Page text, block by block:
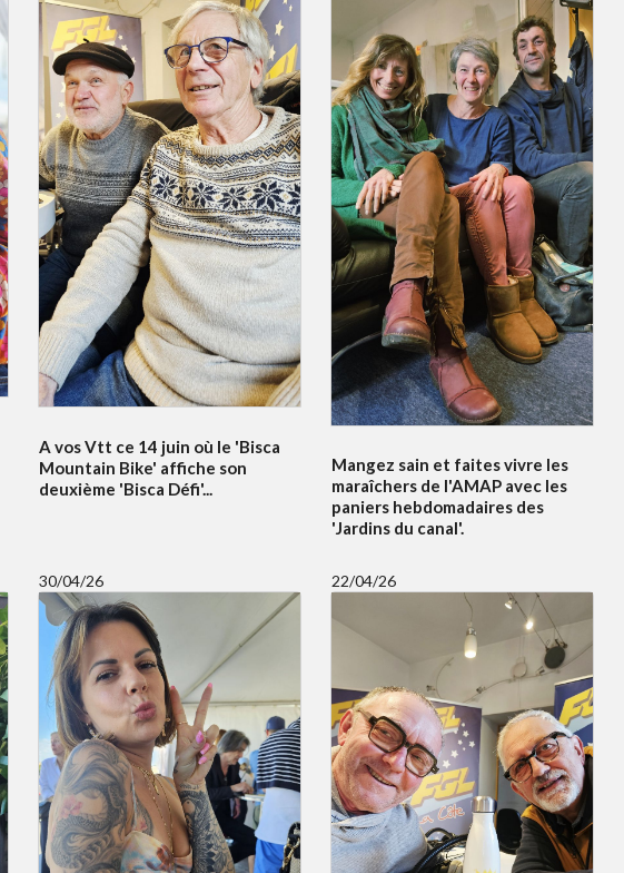
A vos Vtt ce 14 juin où le 'Bisca
Mountain Bike' affiche son
deuxième 'Bisca Défi'...
Mangez sain et faites vivre les
maraîchers de l'AMAP avec les
paniers hebdomadaires des
'Jardins du canal'.
30/04/26 22/04/26